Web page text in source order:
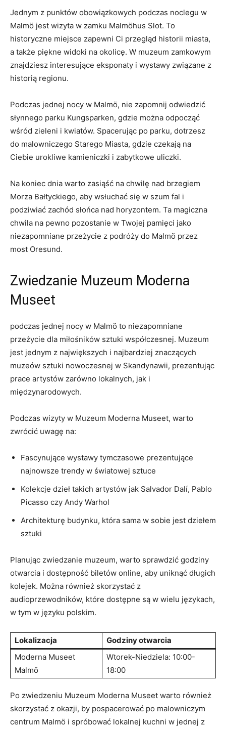
Jednym z punktów obowiązkowych podczas noclegu w
Malmö ⁣jest ​wizyta w‌ zamku Malmöhus Slot. To
historyczne miejsce zapewni ‍Ci przegląd historii miasta,⁣
a także piękne widoki na okolicę. W muzeum zamkowym
znajdziesz interesujące eksponaty i wystawy związane z
historią regionu.
Podczas jednej nocy w Malmö, nie zapomnij odwiedzić
słynnego​ parku Kungsparken, gdzie można‌ odpocząć⁤
wśród zieleni i kwiatów.⁢ Spacerując⁤ po parku, ⁢dotrzesz
do ‌malowniczego‌ Starego Miasta, gdzie czekają na
Ciebie urokliwe kamieniczki i zabytkowe uliczki.
Na koniec dnia warto zasiąść na chwilę nad brzegiem
Morza Bałtyckiego, aby wsłuchać się w szum fal i
podziwiać ‌zachód ⁣słońca ‍nad horyzontem. Ta magiczna
chwila na pewno ‌pozostanie w Twojej pamięci​ jako
niezapomniane przeżycie z podróży do Malmö przez
most Oresund.
Zwiedzanie Muzeum Moderna
Museet
podczas jednej ‌nocy w Malmö‍ to niezapomniane
przeżycie dla ‌miłośników sztuki współczesnej. ‌Muzeum
jest jednym⁤ z największych‌ i najbardziej znaczących
muzeów sztuki nowoczesnej w Skandynawii, prezentując
prace artystów zarówno lokalnych, jak i
międzynarodowych.
Podczas wizyty w Muzeum Moderna ⁢Museet, warto
zwrócić ⁣uwagę na:
Fascynujące wystawy tymczasowe prezentujące
najnowsze trendy w światowej sztuce
Kolekcje dzieł takich artystów jak Salvador⁣ Dalí, Pablo
Picasso czy Andy‍ Warhol
Architekturę budynku, ⁤która sama w sobie jest dziełem
sztuki
Planując zwiedzanie muzeum, warto ⁤sprawdzić godziny
otwarcia⁤ i dostępność biletów ⁢online, aby ‌uniknąć długich
kolejek. Można również skorzystać z
audioprzewodników, ⁣które dostępne są w wielu językach,
w tym w języku polskim.
Lokalizacja
Godziny​ otwarcia
Moderna Museet
Malmö
Wtorek-Niedziela: 10:00-
18:00
Po zwiedzeniu Muzeum Moderna Museet warto również
skorzystać z okazji, by pospacerować po malowniczym
centrum Malmö ⁤i spróbować lokalnej kuchni w jednej z